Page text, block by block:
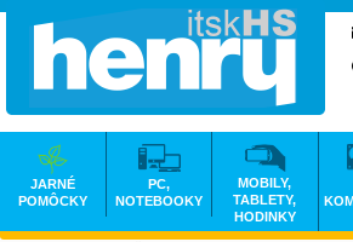
JARNÉ
POMÔCKY
PC,
NOTEBOOKY
MOBILY,
TABLETY,
HODINKY